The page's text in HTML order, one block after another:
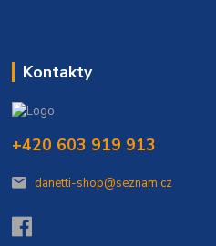
Kontakty
+420 603 919 913
danetti-shop@seznam.cz